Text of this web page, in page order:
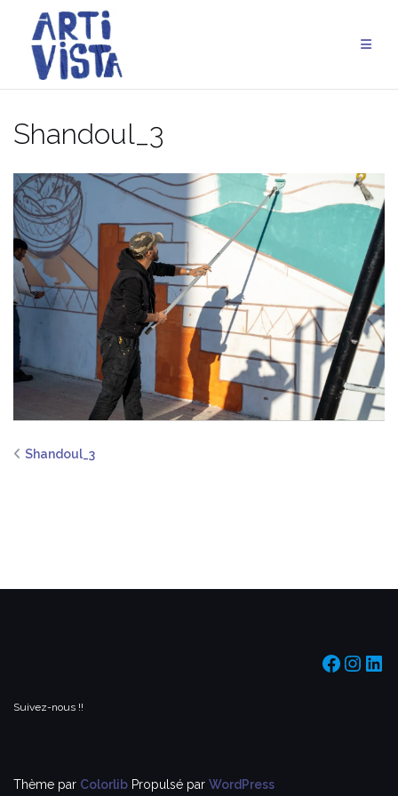
contenu
Shandoul_3
Shandoul_3
Suivez-nous !!
Thème par Colorlib Propulsé par WordPress